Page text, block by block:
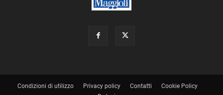
Condizioni di utilizzo Privacy policy Contatti
Cookie Policy